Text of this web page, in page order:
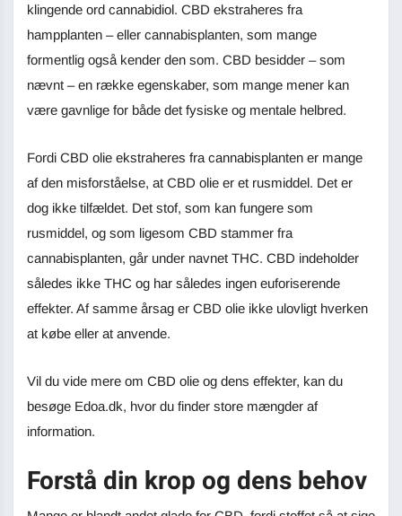
klingende ord cannabidiol. CBD ekstraheres fra
hampplanten – eller cannabisplanten, som mange
formentlig også kender den som. CBD besidder – som
nævnt – en række egenskaber, som mange mener kan
være gavnlige for både det fysiske og mentale helbred.
Fordi CBD olie ekstraheres fra cannabisplanten er mange
af den misforståelse, at CBD olie er et rusmiddel. Det er
dog ikke tilfældet. Det stof, som kan fungere som
rusmiddel, og som ligesom CBD stammer fra
cannabisplanten, går under navnet THC. CBD indeholder
således ikke THC og har således ingen euforiserende
effekter. Af samme årsag er CBD olie ikke ulovligt hverken
at købe eller at anvende.
Vil du vide mere om CBD olie og dens effekter, kan du
besøge Edoa.dk, hvor du finder store mængder af
information.
Forstå din krop og dens behov